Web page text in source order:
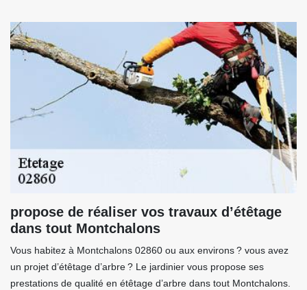
propose de réaliser vos travaux d’étêtage
dans tout Montchalons
Vous habitez à Montchalons 02860 ou aux environs ? vous avez
un projet d’étêtage d’arbre ? Le jardinier vous propose ses
prestations de qualité en étêtage d’arbre dans tout Montchalons.